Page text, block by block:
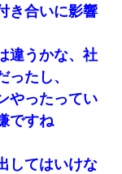
き合いに影響
違うかな、社
たし、
やったってい
ですね
してはいけな